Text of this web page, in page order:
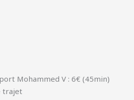
Mohammed V : 6€ (45min)
trajet